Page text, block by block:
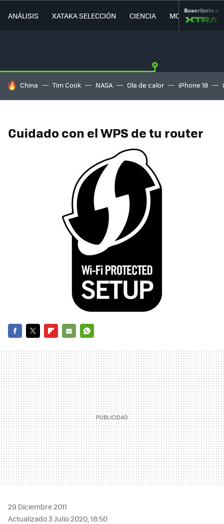
ANÁLISIS XATAKA SELECCIÓN CIENCIA MOVILIDAD
Suscríbete a
HOY SE HABLA DE
China Tim Cook NASA Ola de calor iPhone 18
Cuidado con el WPS de tu router
MAIL
29 Diciembre 2011
Actualizado 3 Julio 2020, 18:50